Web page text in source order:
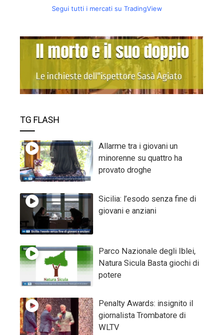
Segui tutti i mercati su TradingView
TG FLASH
Allarme tra i giovani un
minorenne su quattro ha
provato droghe
Sicilia: l’esodo senza fine di
giovani e anziani
Parco Nazionale degli Iblei,
Natura Sicula Basta giochi di
potere
Penalty Awards: insignito il
giornalista Trombatore di
WLTV